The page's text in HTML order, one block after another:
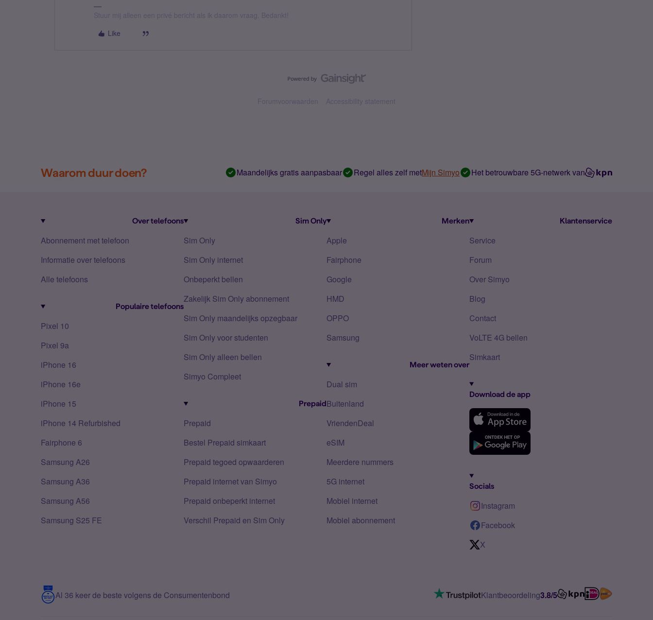
Stuur mij alleen een privé bericht als ik daarom vraag. Bedankt!
Like
Forumvoorwaarden Accessibility statement
Waarom duur doen? Maandelijks gratis aanpasbaar Regel alles zelf metMijn Simyo Het betrouwbare 5G-netwerk van
Over telefoons
Abonnement met telefoon
Informatie over telefoons
Alle telefoons
Populaire telefoons
Pixel 10
Pixel 9a
iPhone 16
iPhone 16e
iPhone 15
iPhone 14 Refurbished
Fairphone 6
Samsung A26
Samsung A36
Samsung A56
Samsung S25 FE
Sim Only
Sim Only
Sim Only internet
Onbeperkt bellen
Zakelijk Sim Only abonnement
Sim Only maandelijks opzegbaar
Sim Only voor studenten
Sim Only alleen bellen
Simyo Compleet
Prepaid
Prepaid
Bestel Prepaid simkaart
Prepaid tegoed opwaarderen
Prepaid internet van Simyo
Prepaid onbeperkt internet
Verschil Prepaid en Sim Only
Merken
Apple
Fairphone
Google
HMD
OPPO
Samsung
Meer weten over
Dual sim
Buitenland
VriendenDeal
eSIM
Meerdere nummers
5G internet
Mobiel internet
Mobiel abonnement
Klantenservice
Service
Forum
Over Simyo
Blog
Contact
VoLTE 4G bellen
Simkaart
Download de app
Socials
Instagram
Facebook
X
Al 36 keer de beste volgens de Consumentenbond Klantbeoordeling3.8/5